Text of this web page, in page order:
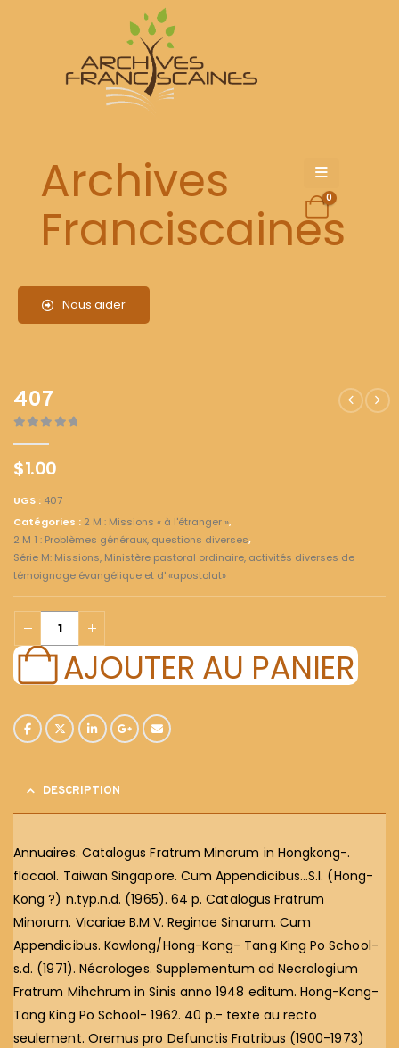
Archives
Franciscaines
Nous aider
0
407
$1.00
UGS : 407
Catégories : 2 M : Missions « à l'étranger »,
2 M 1 : Problèmes généraux, questions diverses,
Série M: Missions, Ministère pastoral ordinaire, activités diverses de
témoignage évangélique et d' «apostolat»
AJOUTER AU PANIER
DESCRIPTION
Annuaires. Catalogus Fratrum Minorum in Hongkong-.
flacaol. Taiwan Singapore. Cum Appendicibus…S.l. (Hong-
Kong ?) n.typ.n.d. (1965). 64 p. Catalogus Fratrum
Minorum. Vicariae B.M.V. Reginae Sinarum. Cum
Appendicibus. Kowlong/Hong-Kong- Tang King Po School-
s.d. (1971). Nécrologes. Supplementum ad Necrologium
Fratrum Mihchrum in Sinis anno 1948 editum. Hong-Kong-
Tang King Po School- 1962. 40 p.- texte au recto
seulement. Oremus pro Defunctis Fratribus (1900-1973)